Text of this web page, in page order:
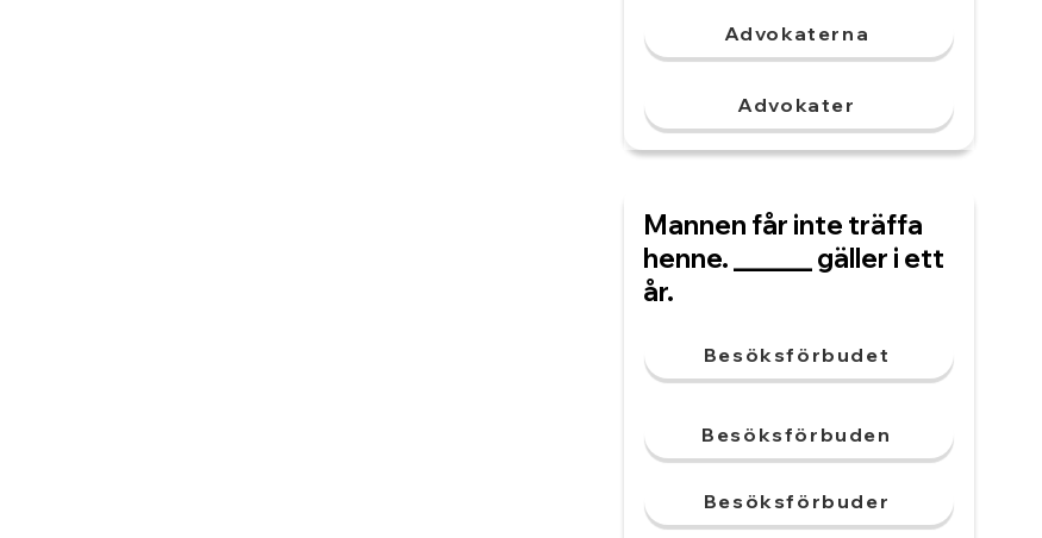
Advokaterna
Advokater
Mannen får inte träffa
henne. ______ gäller i ett
år.
Besöksförbudet
Besöksförbuden
Besöksförbuder